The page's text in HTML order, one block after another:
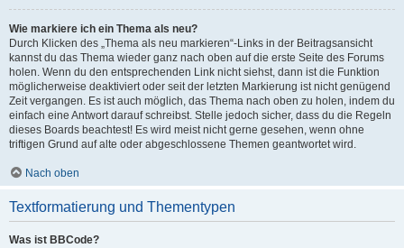
Wie markiere ich ein Thema als neu?
Durch Klicken des „Thema als neu markieren“-Links in der Beitragsansicht
kannst du das Thema wieder ganz nach oben auf die erste Seite des Forums
holen. Wenn du den entsprechenden Link nicht siehst, dann ist die Funktion
möglicherweise deaktiviert oder seit der letzten Markierung ist nicht genügend
Zeit vergangen. Es ist auch möglich, das Thema nach oben zu holen, indem du
einfach eine Antwort darauf schreibst. Stelle jedoch sicher, dass du die Regeln
dieses Boards beachtest! Es wird meist nicht gerne gesehen, wenn ohne
triftigen Grund auf alte oder abgeschlossene Themen geantwortet wird.
Nach oben
Textformatierung und Thementypen
Was ist BBCode?